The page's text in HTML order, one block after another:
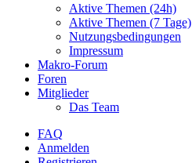
Aktive Themen (24h)
Aktive Themen (7 Tage)
Nutzungsbedingungen
Impressum
Makro-Forum
Foren
Mitglieder
Das Team
FAQ
Anmelden